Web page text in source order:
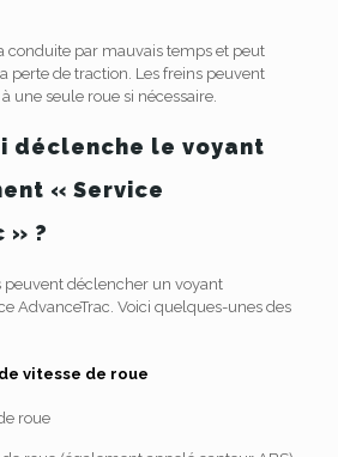
conduite par mauvais temps et peut
perte de traction. Les freins peuvent
une seule roue si nécessaire.
déclenche le voyant
« Service
» ?
peuvent déclencher un voyant
AdvanceTrac. Voici quelques-unes des
vitesse de roue